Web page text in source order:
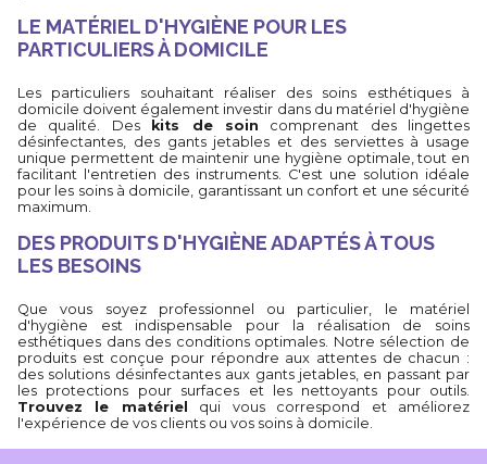
LE MATÉRIEL D'HYGIÈNE POUR LES
PARTICULIERS À DOMICILE
Les particuliers souhaitant réaliser des soins esthétiques à
domicile doivent également investir dans du matériel d'hygiène
de qualité. Des
kits de soin comprenant des lingettes
désinfectantes, des gants jetables et des serviettes à usage
unique permettent de maintenir une hygiène optimale, tout en
facilitant l'entretien des instruments. C'est une solution idéale
pour les soins à domicile, garantissant un confort et une sécurité
maximum.
DES PRODUITS D'HYGIÈNE ADAPTÉS À TOUS
LES BESOINS
Que vous soyez professionnel ou particulier, le matériel
d'hygiène est indispensable pour la réalisation de soins
esthétiques dans des conditions optimales. Notre sélection de
produits est conçue pour répondre aux attentes de chacun :
des solutions désinfectantes aux gants jetables, en passant par
les protections pour surfaces et les nettoyants pour outils.
Trouvez le matériel
qui vous correspond et améliorez
l'expérience de vos clients ou vos soins à domicile.